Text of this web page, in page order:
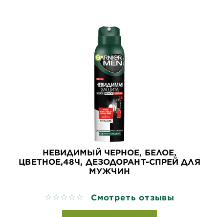
НЕВИДИМЫЙ ЧЕРНОЕ, БЕЛОЕ,
ЦВЕТНОЕ,48Ч, ДЕЗОДОРАНТ-СПРЕЙ ДЛЯ
МУЖЧИН
No reviews Смотреть отзывы